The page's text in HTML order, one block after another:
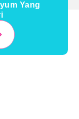
Yang